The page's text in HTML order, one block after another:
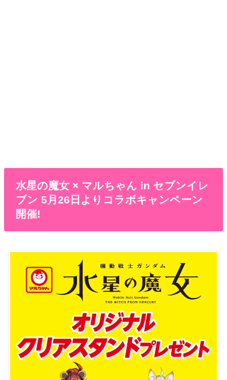
水星の魔女 × マルちゃん in セブンイレ
ブン 5月26日よりコラボキャンペーン
開催!